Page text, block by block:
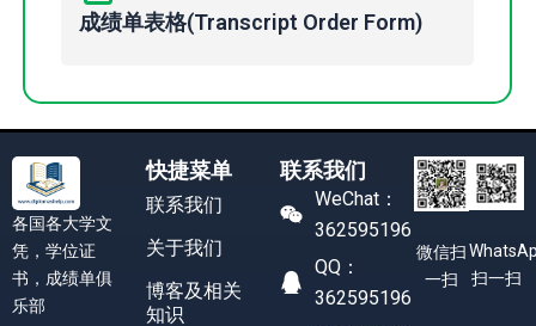
成绩单表格(Transcript Order Form)
各国各大学文
凭，学位证
书，成绩单俱
乐部
快捷菜单
联系我们
关于我们
博客及相关
知识
联系我们
WeChat：
362595196
QQ：
362595196
微信扫
一扫
扫一扫